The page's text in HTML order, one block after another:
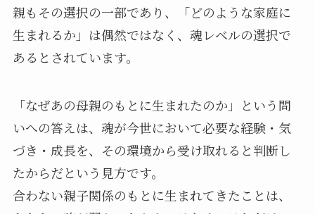
親もその選択の一部であり、「どのような家庭に
生まれるか」は偶然ではなく、魂レベルの選択で
あるとされています。
「なぜあの母親のもとに生まれたのか」という問
いへの答えは、魂が今世において必要な経験・気
づき・成長を、その環境から受け取れると判断し
たからだという見方です。
合わない親子関係のもとに生まれてきたことは、